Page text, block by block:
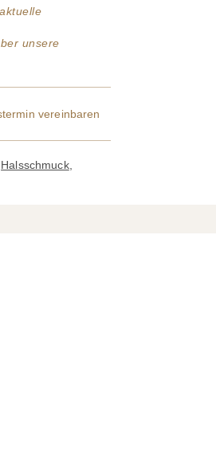
unsere
vereinbaren
Halsschmuck,